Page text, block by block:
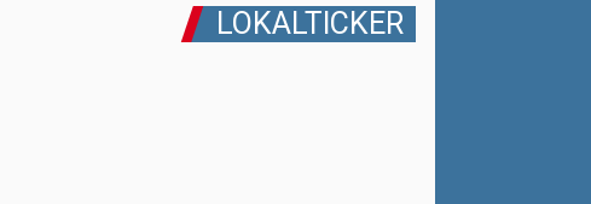
LOKALTICKER